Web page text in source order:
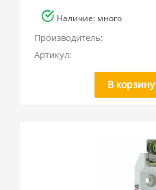
Наличие: много
Производитель:
Артикул:
В корзину